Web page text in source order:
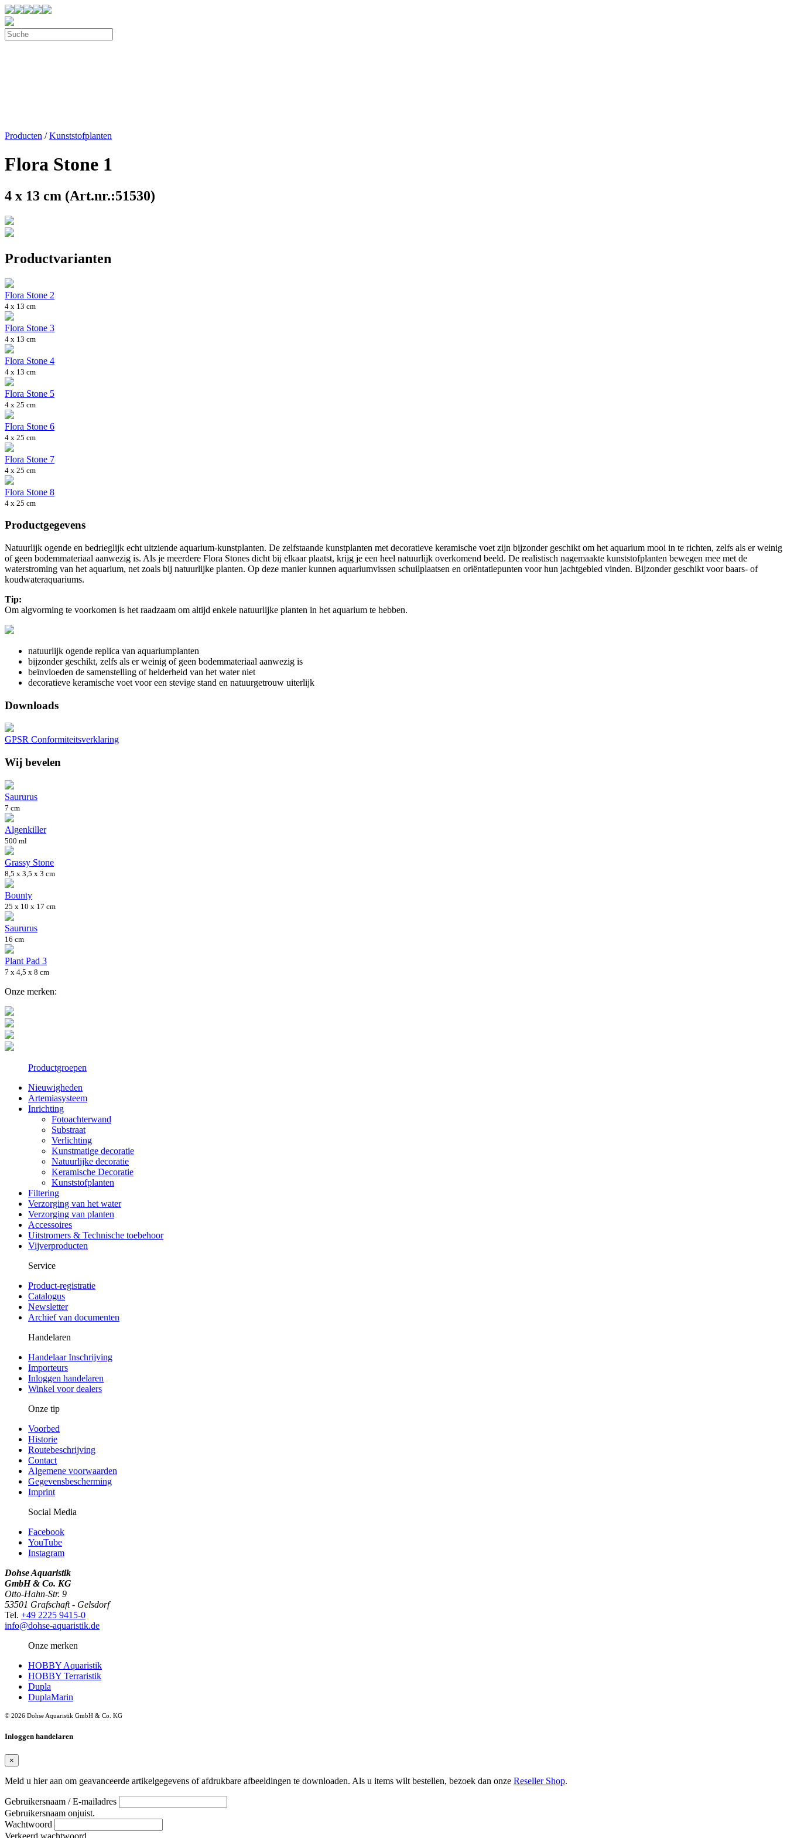
Producten /Kunststofplanten
Flora Stone 1
4 x 13 cm (Art.nr.:51530)
Productvarianten
Flora Stone 2
4 x 13 cm
Flora Stone 3
4 x 13 cm
Flora Stone 4
4 x 13 cm
Flora Stone 5
4 x 25 cm
Flora Stone 6
4 x 25 cm
Flora Stone 7
4 x 25 cm
Flora Stone 8
4 x 25 cm
Productgegevens
Natuurlijk ogende en bedrieglijk echt uitziende aquarium-kunstplanten. De zelfstaande kunstplanten met decoratieve keramische voet zijn bijzonder geschikt om het aquarium mooi in te richten, zelfs als er weinig
of geen bodemmateriaal aanwezig is. Als je meerdere Flora Stones dicht bij elkaar plaatst, krijg je een heel natuurlijk overkomend beeld. De realistisch nagemaakte kunststofplanten bewegen mee met de
waterstroming van het aquarium, net zoals bij natuurlijke planten. Op deze manier kunnen aquariumvissen schuilplaatsen en oriëntatiepunten voor hun jachtgebied vinden. Bijzonder geschikt voor baars- of
koudwateraquariums.
Tip:
Om algvorming te voorkomen is het raadzaam om altijd enkele natuurlijke planten in het aquarium te hebben.
natuurlijk ogende replica van aquariumplanten
bijzonder geschikt, zelfs als er weinig of geen bodemmateriaal aanwezig is
beïnvloeden de samenstelling of helderheid van het water niet
decoratieve keramische voet voor een stevige stand en natuurgetrouw uiterlijk
Downloads
GPSR Conformiteitsverklaring
Wij bevelen
Saururus
7 cm
Algenkiller
500 ml
Grassy Stone
8,5 x 3,5 x 3 cm
Bounty
25 x 10 x 17 cm
Saururus
16 cm
Plant Pad 3
7 x 4,5 x 8 cm
Onze merken:
Productgroepen
Nieuwigheden
Artemiasysteem
Inrichting
Fotoachterwand
Substraat
Verlichting
Kunstmatige decoratie
Natuurlijke decoratie
Keramische Decoratie
Kunststofplanten
Filtering
Verzorging van het water
Verzorging van planten
Accessoires
Uitstromers & Technische toebehoor
Vijverproducten
Service
Product-registratie
Catalogus
Newsletter
Archief van documenten
Handelaren
Handelaar Inschrijving
Importeurs
Inloggen handelaren
Winkel voor dealers
Onze tip
Voorbed
Historie
Routebeschrijving
Contact
Algemene voorwaarden
Gegevensbescherming
Imprint
Social Media
Facebook
YouTube
Instagram
Dohse Aquaristik
GmbH & Co. KG
Otto-Hahn-Str. 9
53501 Grafschaft - Gelsdorf
Tel. +49 2225 9415-0
info@dohse-aquaristik.de
Onze merken
HOBBY Aquaristik
HOBBY Terraristik
Dupla
DuplaMarin
© 2026 Dohse Aquaristik GmbH & Co. KG
Inloggen handelaren
×
Meld u hier aan om geavanceerde artikelgegevens of afdrukbare afbeeldingen te downloaden. Als u items wilt bestellen, bezoek dan onze Reseller Shop.
Gebruikersnaam / E-mailadres
Gebruikersnaam onjuist.
Wachtwoord